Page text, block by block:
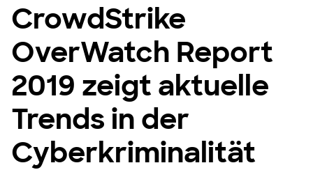
CrowdStrike
OverWatch Report
2019 zeigt aktuelle
Trends in der
Cyberkriminalität